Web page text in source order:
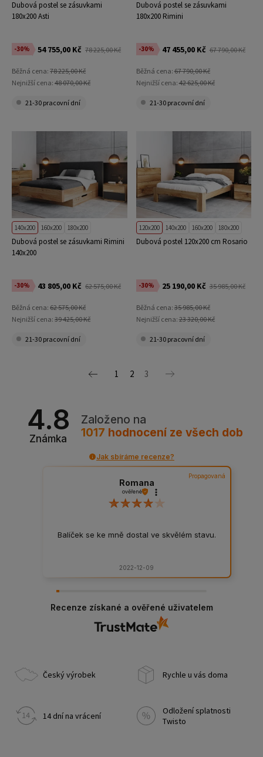
Dubová postel se zásuvkami
180x200 Asti
-30% 54 755,00 Kč 78 225,00 Kč
Běžná cena: 78 225,00 Kč
Nejnižší cena: 48 070,00 Kč
21-30 pracovní dní
Dubová postel se zásuvkami
180x200 Rimini
-30% 47 455,00 Kč 67 790,00 Kč
Běžná cena:67 790,00 Kč
Nejnižší cena:42 625,00 Kč
21-30 pracovní dní
140x200 160x200 180x200
Dubová postel se zásuvkami Rimini
140x200
-30% 43 805,00 Kč 62 575,00 Kč
Běžná cena: 62 575,00 Kč
Nejnižší cena: 39 425,00 Kč
21-30 pracovní dní
120x200 140x200 160x200 180x200
Dubová postel 120x200 cm Rosario
-30% 25 190,00 Kč 35 985,00 Kč
Běžná cena:35 985,00 Kč
Nejnižší cena:23 320,00 Kč
21-30 pracovní dní
1 2 3
4.8
Známka
Založeno na
1017 hodnocení ze všech dob
Jak sbíráme recenze?
Propagovaná
Romana
ověřené
Balíček se ke mně dostal ve skvělém stavu.
2022-12-09
Recenze získané a ověřené uživatelem
Český výrobek Rychle u vás doma
14 dní na vrácení
Odložení splatnosti
Twisto